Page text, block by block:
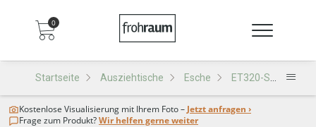
0
Startseite Ausziehtische Esche ET320-SA Ausziehtisch
Kostenlose Visualisierung mit Ihrem Foto – Jetzt anfragen ›
Frage zum Produkt?Wir helfen gerne weiter